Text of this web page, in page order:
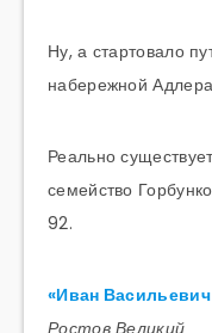
Ну, а стартовало
набережной
Реально
семейство
92.
«Иван
Ростов Великий